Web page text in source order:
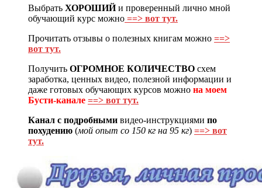
Выбрать ХОРОШИЙи проверенный лично мной
обучающий курс можно ==> вот тут.
Прочитать отзывы о полезных книгам можно ==>
вот тут.
Получить ОГРОМНОЕ КОЛИЧЕСТВО схем
заработка, ценных видео, полезной информации и
даже готовых обучающих курсов можно на моем
Бусти-канале ==> вот тут.
Канал с подробными видео-инструкциями по
похудению (мой опыт со 150 кг на 95 кг) ==> вот
тут.